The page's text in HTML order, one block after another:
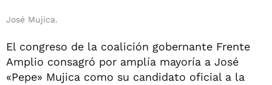
José Mujica.
El congreso de la coalición gobernante Frente
Amplio consagró por amplía mayoría a José
«Pepe» Mujica como su candidato oficial a la